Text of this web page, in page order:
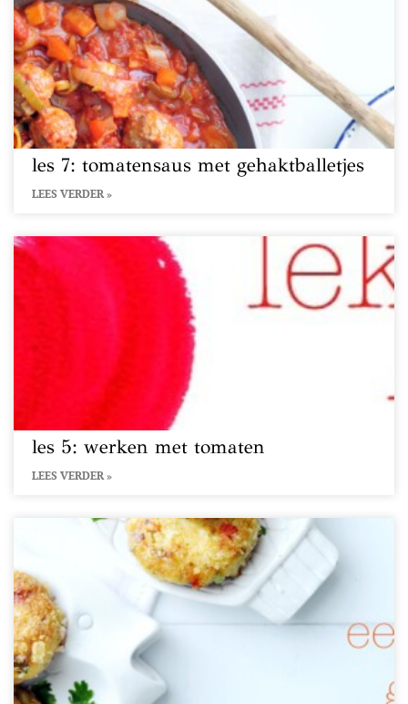
les 7: tomatensaus met gehaktballetjes
LEES VERDER »
les 5: werken met tomaten
LEES VERDER »